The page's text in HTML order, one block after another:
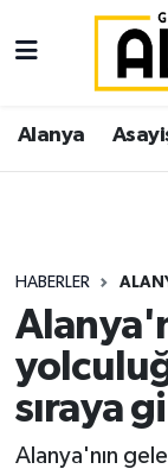
Alanya
HABERLER
sıraya
Alanya'nın
Alanya
Asayiş
Siyaset
Spor
Ekonomi
İstanbul
İstanbul
Süper Lig
Tüm
Son
Haber